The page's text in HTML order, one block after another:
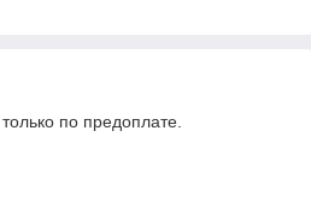
по предоплате.